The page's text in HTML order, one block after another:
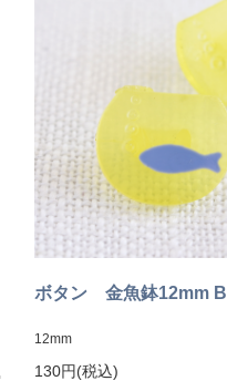
ボタン 金魚鉢12mm B
12mm
130円(税込)